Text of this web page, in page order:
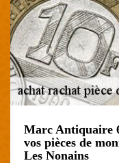
Marc Antiquaire
vos pièces de
Les Nonains